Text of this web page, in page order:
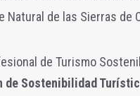
Natural de las Sierras de
de Turismo
de Sostenibilidad